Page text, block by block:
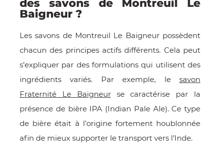
des savons de Montreuil Le
Baigneur ?
Les savons de Montreuil Le Baigneur possèdent
chacun des principes actifs différents. Cela peut
s’expliquer par des formulations qui utilisent des
ingrédients variés. Par exemple, le savon
Fraternité Le Baigneurse caractérise par la
présence de bière IPA (Indian Pale Ale). Ce type
de bière était à l’origine fortement houblonnée
afin de mieux supporter le transport vers l’Inde.